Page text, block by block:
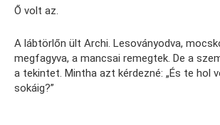
Ő volt az.
A lábtörlőn ült Archi. Lesoványodva,
megfagyva, a mancsai remegtek. De a
a tekintet. Mintha azt kérdezné: „És te hol
sokáig?”